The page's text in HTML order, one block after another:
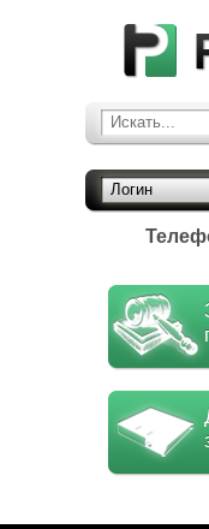
Искать...
Логин